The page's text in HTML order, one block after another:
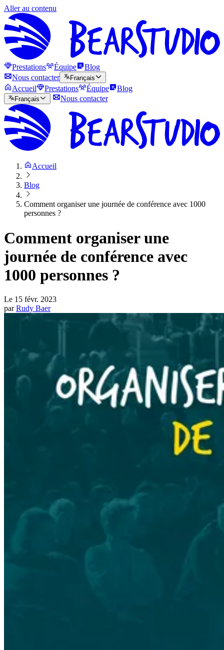
Aller au contenu
Prestations Équipe
Blog
Nous contacter
Français
Accueil Prestations Équipe Blog
Français Nous contacter
Accueil
Blog
Comment organiser une journée de conférence avec 1000
personnes ?
Comment organiser une
journée de conférence avec
1000 personnes ?
Le 15 févr. 2023
par Rudy Baer